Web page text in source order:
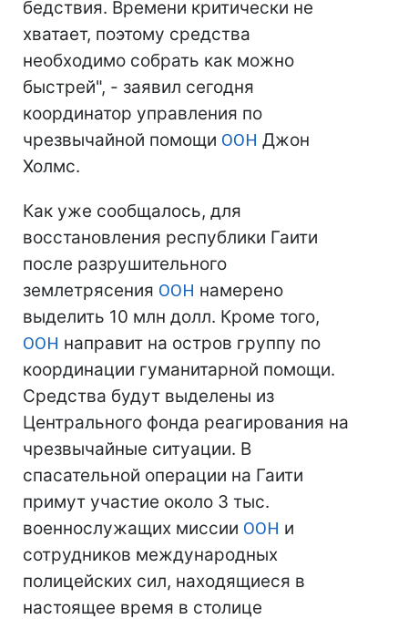
бедствия. Времени критически не
хватает, поэтому средства
необходимо собрать как можно
быстрей", - заявил сегодня
координатор управления по
чрезвычайной помощи ООН Джон
Холмс.
Как уже сообщалось, для
восстановления республики Гаити
после разрушительного
землетрясения ООН намерено
выделить 10 млн долл. Кроме того,
ООН направит на остров группу по
координации гуманитарной помощи.
Средства будут выделены из
Центрального фонда реагирования на
чрезвычайные ситуации. В
спасательной операции на Гаити
примут участие около 3 тыс.
военнослужащих миссии ООН и
сотрудников международных
полицейских сил, находящиеся в
настоящее время в столице